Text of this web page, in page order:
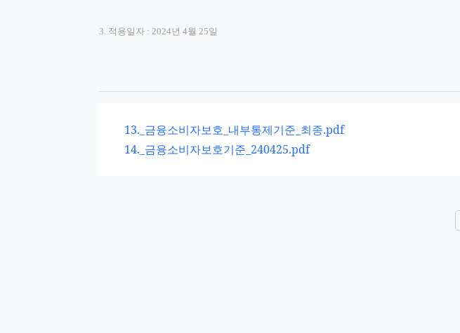
3. 적용일자 : 2024년 4월 25일
13._금융소비자보호_내부통제기준_최종.pdf
14._금융소비자보호기준_240425.pdf